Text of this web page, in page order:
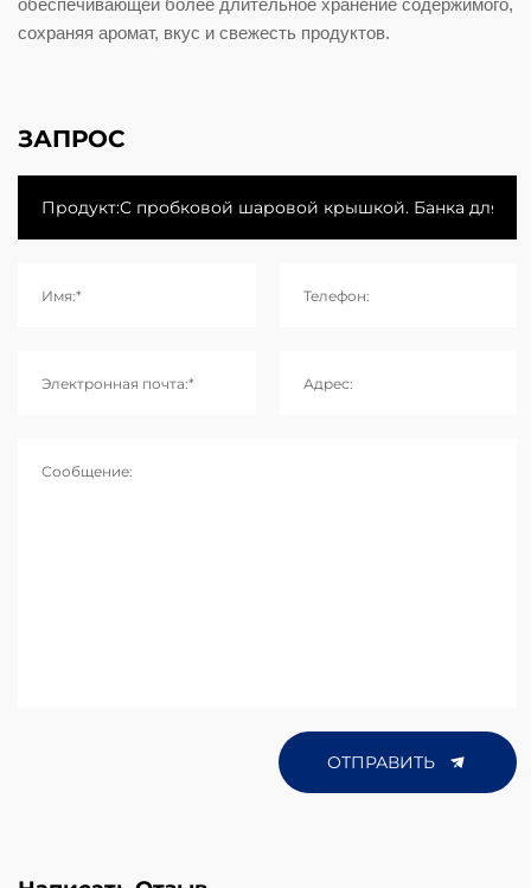
обеспечивающей более длительное хранение содержимого,
сохраняя аромат, вкус и свежесть продуктов.
ЗАПРОС
Имя:* Телефон:
Электронная почта:* Адрес:
Сообщение:
ОТПРАВИТЬ